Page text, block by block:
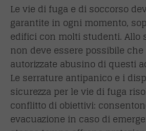
Le vie di fuga e di soccorso
garantite in ogni momento,
edifici con molti studenti. Allo
non deve essere possibile
autorizzate abusino di questi
Le serrature antipanico e i
sicurezza per le vie di fuga
conflitto di obiettivi:
evacuazione in caso di